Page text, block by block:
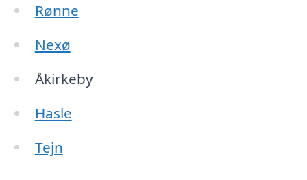
Rønne
Nexø
Åkirkeby
Hasle
Tejn